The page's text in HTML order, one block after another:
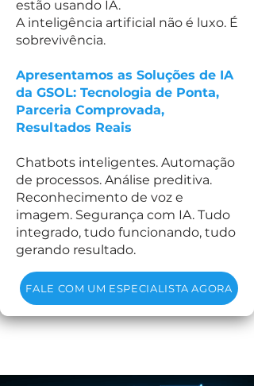
estão usando IA.
A inteligência artificial não é luxo. É
sobrevivência.
Apresentamos as Soluções de IA
da GSOL: Tecnologia de Ponta,
Parceria Comprovada,
Resultados Reais
Chatbots inteligentes. Automação
de processos. Análise preditiva.
Reconhecimento de voz e
imagem. Segurança com IA. Tudo
integrado, tudo funcionando, tudo
gerando resultado.
FALE COM UM ESPECIALISTA AGORA